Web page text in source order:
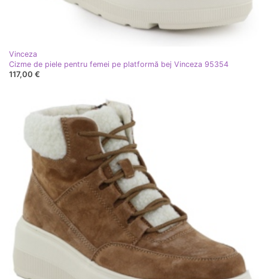
Vinceza
Cizme de piele pentru femei pe platformă bej Vinceza 95354
117,00 €